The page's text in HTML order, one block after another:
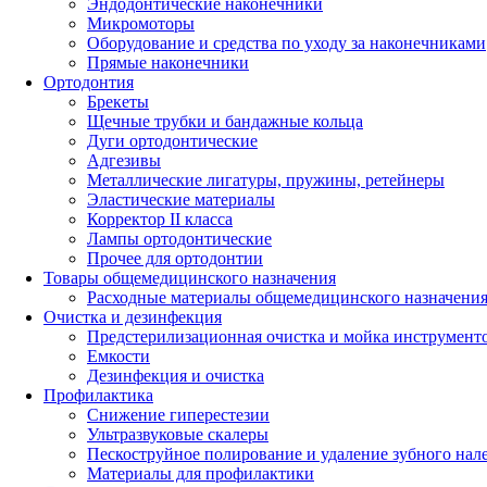
Микромоторы
Оборудование и средства по уходу за наконечниками
Прямые наконечники
Ортодонтия
Брекеты
Щечные трубки и бандажные кольца
Дуги ортодонтические
Адгезивы
Металлические лигатуры, пружины, ретейнеры
Эластические материалы
Корректор II класса
Лампы ортодонтические
Прочее для ортодонтии
Товары общемедицинского назначения
Расходные материалы общемедицинского назначения
Очистка и дезинфекция
Предстерилизационная очистка и мойка
Емкости
Дезинфекция и очистка
Профилактика
Снижение гиперестезии
Ультразвуковые скалеры
Пескоструйное полирование и удаление зубного
Материалы для профилактики